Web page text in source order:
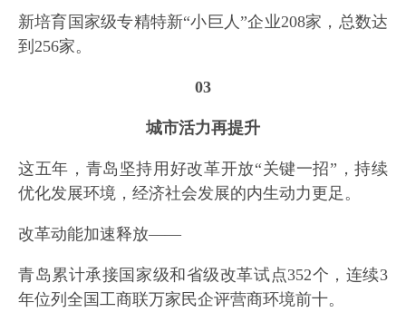
新培育国家级专精特新“小巨人”企业208家，总数达
到256家。
03
城市活力再提升
这五年，青岛坚持用好改革开放“关键一招”，持续
优化发展环境，经济社会发展的内生动力更足。
改革动能加速释放——
青岛累计承接国家级和省级改革试点352个，连续3
年位列全国工商联万家民企评营商环境前十。